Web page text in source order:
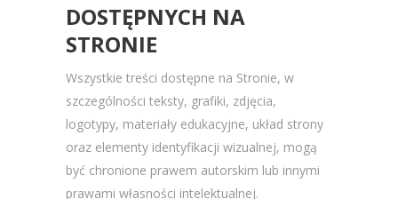
DOSTĘPNYCH NA
STRONIE
Wszystkie treści dostępne na Stronie, w
szczególności teksty, grafiki, zdjęcia,
logotypy, materiały edukacyjne, układ strony
oraz elementy identyfikacji wizualnej, mogą
być chronione prawem autorskim lub innymi
prawami własności intelektualnej.